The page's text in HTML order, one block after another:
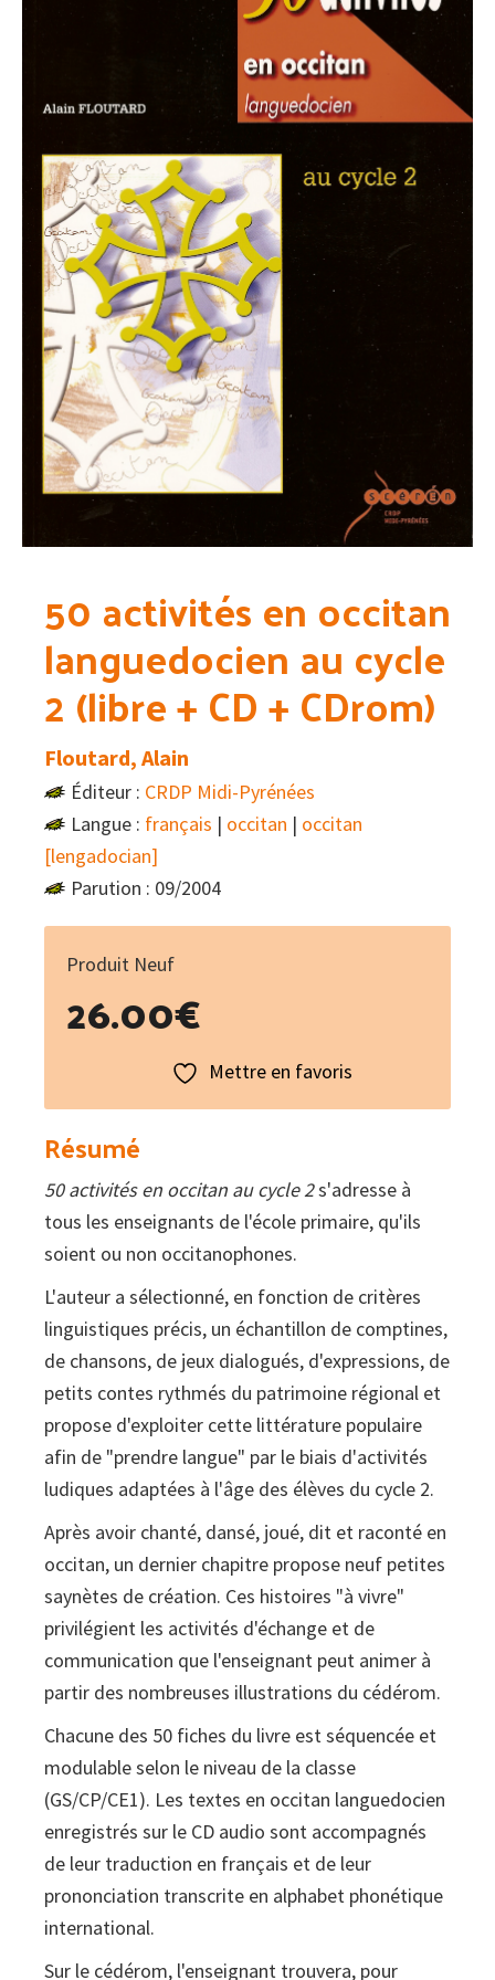
50 activités en occitan
languedocien au cycle
2 (libre + CD + CDrom)
Floutard, Alain
Éditeur : CRDP Midi-Pyrénées
Langue : français | occitan | occitan
[lengadocian]
Parution : 09/2004
Produit Neuf
26.00€
Mettre en favoris
Résumé
50 activités en occitan au cycle 2s'adresse à
tous les enseignants de l'école primaire, qu'ils
soient ou non occitanophones.
L'auteur a sélectionné, en fonction de critères
linguistiques précis, un échantillon de comptines,
de chansons, de jeux dialogués, d'expressions, de
petits contes rythmés du patrimoine régional et
propose d'exploiter cette littérature populaire
afin de "prendre langue" par le biais d'activités
ludiques adaptées à l'âge des élèves du cycle 2.
Après avoir chanté, dansé, joué, dit et raconté en
occitan, un dernier chapitre propose neuf petites
saynètes de création. Ces histoires "à vivre"
privilégient les activités d'échange et de
communication que l'enseignant peut animer à
partir des nombreuses illustrations du cédérom.
Chacune des 50 fiches du livre est séquencée et
modulable selon le niveau de la classe
(GS/CP/CE1). Les textes en occitan languedocien
enregistrés sur le CD audio sont accompagnés
de leur traduction en français et de leur
prononciation transcrite en alphabet phonétique
international.
Sur le cédérom, l'enseignant trouvera, pour